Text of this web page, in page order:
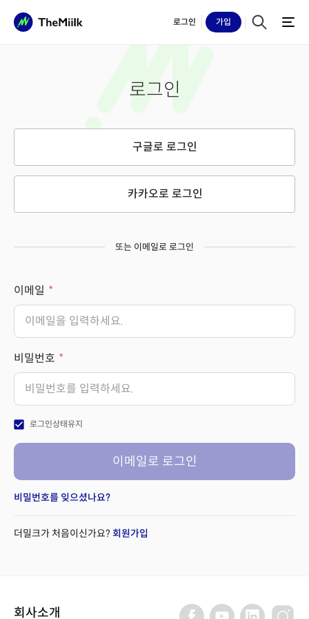
로그인 가입
로그인
구글로 로그인
카카오로 로그인
또는 이메일로 로그인
이메일
비밀번호
check_box 로그인상태유지
이메일로 로그인
비밀번호를 잊으셨나요?
더밀크가 처음이신가요? 회원가입
회사소개